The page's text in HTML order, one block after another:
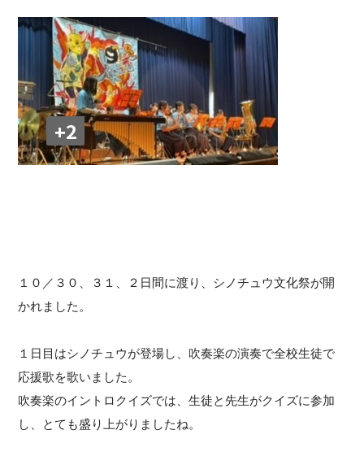
+2
１０／３０、３１、２日間に渡り、シノチュウ文化祭が開
かれました。
１日目はシノチュウが登場し、吹奏楽の演奏で全校生徒で
応援歌を歌いました。
吹奏楽のイントロクイズでは、生徒と先生がクイズに参加
し、とても盛り上がりましたね。